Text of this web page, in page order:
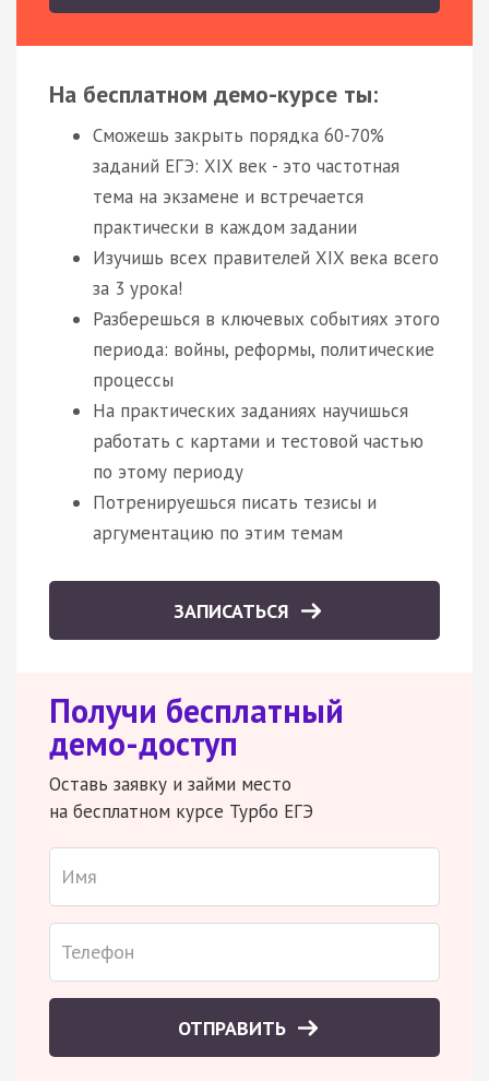
На бесплатном демо-курсе ты:
Сможешь закрыть порядка 60-70%
заданий ЕГЭ: XIX век - это частотная
тема на экзамене и встречается
практически в каждом задании
Изучишь всех правителей XIX века всего
за 3 урока!
Разберешься в ключевых событиях этого
периода: войны, реформы, политические
процессы
На практических заданиях научишься
работать с картами и тестовой частью
по этому периоду
Потренируешься писать тезисы и
аргументацию по этим темам
ЗАПИСАТЬСЯ
Получи бесплатный
демо-доступ
Оставь заявку и займи место
на бесплатном курсе Турбо ЕГЭ
ОТПРАВИТЬ